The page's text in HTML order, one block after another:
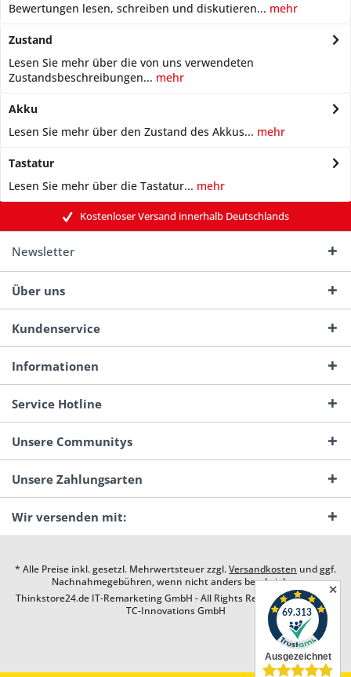
Bewertungen lesen, schreiben und diskutieren... mehr
Zustand
Lesen Sie mehr über die von uns verwendeten
Zustandsbeschreibungen... mehr
Akku
Lesen Sie mehr über den Zustand des Akkus... mehr
Tastatur
Lesen Sie mehr über die Tastatur... mehr
Kostenloser Versand innerhalb Deutschlands
Newsletter
Über uns
Kundenservice
Informationen
Service Hotline
Unsere Communitys
Unsere Zahlungsarten
Wir versenden mit:
* Alle Preise inkl. gesetzl. Mehrwertsteuer zzgl.Versandkosten und ggf.
Nachnahmegebühren, wenn nicht anders beschrieben
Thinkstore24.de IT-Remarketing GmbH - All Rights Reserved. Design by
TC-Innovations GmbH
✕